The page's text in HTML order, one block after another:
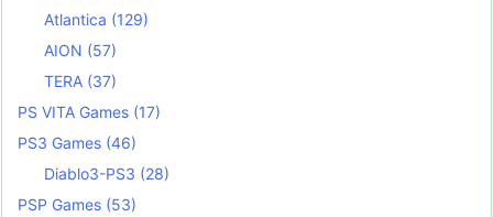
Atlantica (129)
AION (57)
TERA (37)
PS VITA Games (17)
PS3 Games (46)
Diablo3-PS3 (28)
PSP Games (53)